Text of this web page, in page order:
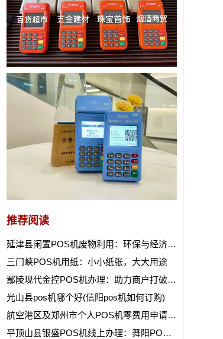
推荐阅读
延津县闲置POS机废物利用：环保与经济双赢之道
三门峡POS机用纸：小小纸张，大大用途
鄢陵现代金控POS机办理：助力商户打破支付瓶颈！
光山县pos机哪个好(信阳pos机如何订购)
航空港区及郑州市个人POS机零费用申请全攻略！
平顶山县银盛POS机线上办理：舞阳POS机的申请条件和资料讲解！